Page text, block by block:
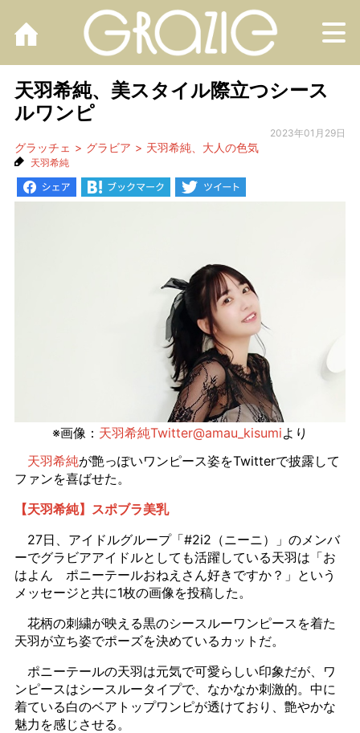
天羽希純、美スタイル際立つシース
ルワンピ
2023年01月29日
グラッチェ グラビア 天羽希純、大人の色気
天羽希純
※画像： 天羽希純Twitter@amau_kisumiより
天羽希純が艶っぽいワンピース姿をTwitterで披露して
ファンを喜ばせた。
【天羽希純】スポブラ美乳
27日、アイドルグループ「#2i2（ニーニ）」のメンバ
ーでグラビアアイドルとしても活躍している天羽は「お
はよん ポニーテールおねえさん好きですか？」という
メッセージと共に1枚の画像を投稿した。
花柄の刺繍が映える黒のシースルーワンピースを着た
天羽が立ち姿でポーズを決めているカットだ。
ポニーテールの天羽は元気で可愛らしい印象だが、ワ
ンピースはシースルータイプで、なかなか刺激的。中に
着ている白のベアトップワンピが透けており、艶やかな
魅力を感じさせる。